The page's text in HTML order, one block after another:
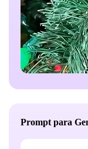
Prompt para